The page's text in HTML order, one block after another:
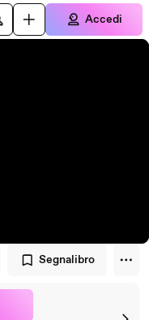
Accedi
Segnalibro